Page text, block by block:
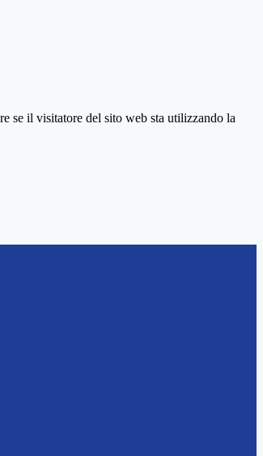
se il visitatore del sito web sta utilizzando la